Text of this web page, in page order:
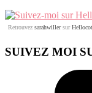
Retrouvez sarahwillersur
SUIVEZ MOI